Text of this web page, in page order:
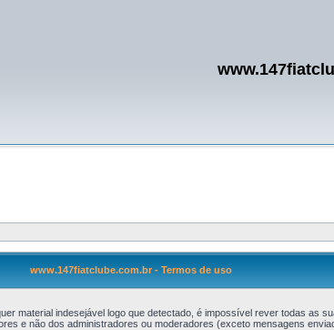
www.147fiatclube.com.br - Termos de uso
material indesejável logo que detectado, é impossível rever todas as
e não dos administradores ou moderadores (exceto mensagens